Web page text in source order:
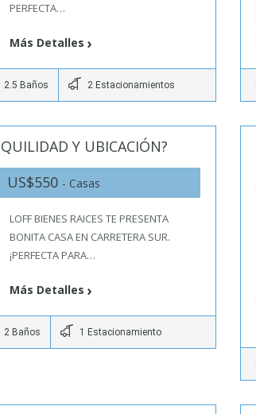
PERFECTA…
Más Detalles
2.5 Baños 2 Estacionamientos
Y UBICACIÓN?
US$550 - Casas
LOFF BIENES RAICES TE PRESENTA
BONITA CASA EN CARRETERA SUR.
¡PERFECTA PARA…
Más Detalles
2 Baños 1 Estacionamiento